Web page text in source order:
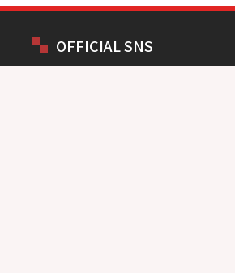
OFFICIAL SNS